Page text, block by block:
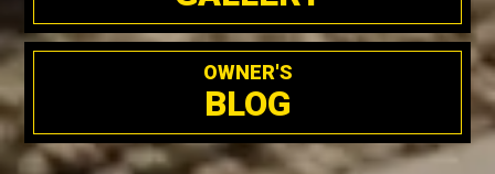
OWNER'S
BLOG